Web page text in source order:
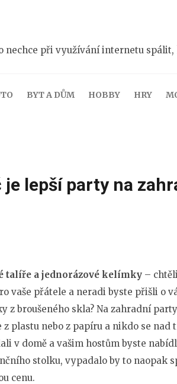
nechce při využívání internetu
BYT A DŮM HOBBY HRY
je lepší party na
talíře a jednorázové kelímky –
vaše přátele a neradi byste přišli o
z broušeného skla? Na zahradní
z plastu nebo z papíru a nikdo se
v domě a vašim hostům byste
stolku, vypadalo by to naopak
cenu.